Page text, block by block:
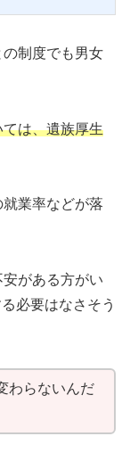
制度でも男女
は、遺族厚生
業率などが落
がある方がい
必要はなさそう
わらないんだ